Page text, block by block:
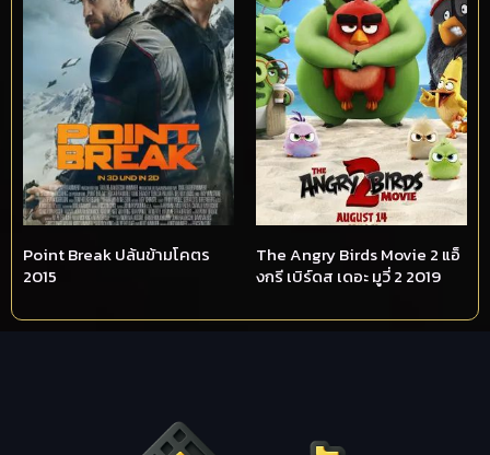
Point Break ปล้นข้ามโคตร
2015
The Angry Birds Movie 2 แอ็
งกรี เบิร์ดส เดอะ มูวี่ 2 2019